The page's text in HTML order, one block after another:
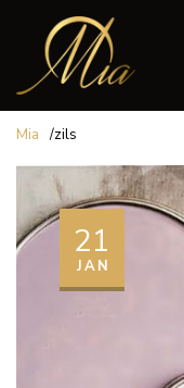
Mia /zils
21
JAN